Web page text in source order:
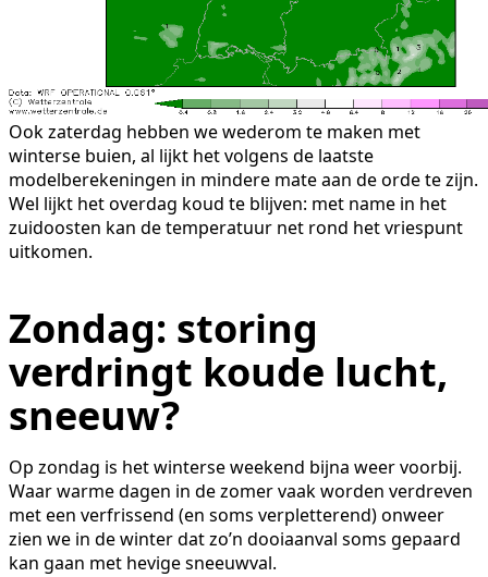
Ook zaterdag hebben we wederom te maken met
winterse buien, al lijkt het volgens de laatste
modelberekeningen in mindere mate aan de orde te zijn.
Wel lijkt het overdag koud te blijven: met name in het
zuidoosten kan de temperatuur net rond het vriespunt
uitkomen.
Zondag: storing
verdringt koude lucht,
sneeuw?
Op zondag is het winterse weekend bijna weer voorbij.
Waar warme dagen in de zomer vaak worden verdreven
met een verfrissend (en soms verpletterend) onweer
zien we in de winter dat zo’n dooiaanval soms gepaard
kan gaan met hevige sneeuwval.